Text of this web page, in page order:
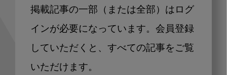
掲載記事の一部（または全部）はログ
インが必要になっています。会員登録
していただくと、すべての記事をご覧
いただけます。